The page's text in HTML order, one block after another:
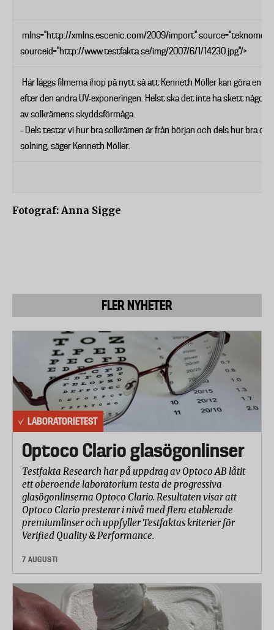
mlns="http://xmlns.escenic.com/2009/import"
sourceid="http://www.testfakta.se/img/2007/6/1/14230.jpg"/>
Här läggs filmerna ihop på nytt så att Kenneth Möller kan göra en
efter den andra UV-exponeringen. Helst ska det inte ha skett någon
av solkrämens skyddsförmåga.
– Dels testar vi hur bra solkrämen är från början och dels hur bra
solning, säger Kenneth Möller.
Fotograf: Anna Sigge
FLER NYHETER
LABORATORIETEST
Optoco Clario glasögonlinser
Testfakta Research har på uppdrag av Optoco AB låtit
ett oberoende laboratorium testa de progressiva
glasögonlinserna Optoco Clario. Resultaten visar att
Optoco Clario presterar i nivå med flera etablerade
premiumlinser och uppfyller Testfaktas kriterier för
Verified Quality & Performance.
7 AUGUSTI